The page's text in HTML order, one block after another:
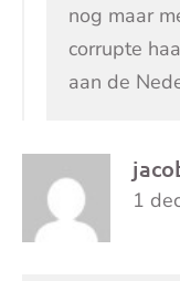
nog maar
corrupte
aan de
1